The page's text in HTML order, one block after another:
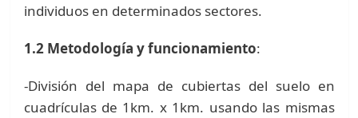
individuos en determinados sectores.
1.2 Metodología y funcionamiento:
-División del mapa de cubiertas del suelo en
cuadrículas de 1km. x 1km. usando las mismas